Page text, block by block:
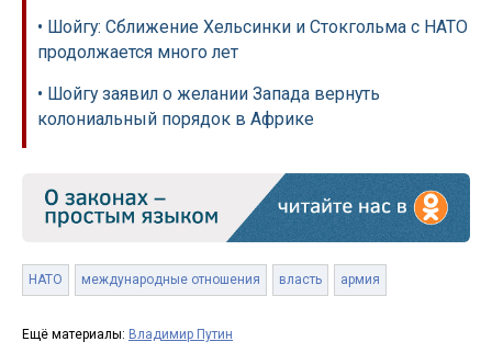
• Шойгу: Сближение Хельсинки и Стокгольма с НАТО
продолжается много лет
• Шойгу заявил о желании Запада вернуть
колониальный порядок в Африке
НАТО международные отношения власть армия
Ещё материалы: Владимир Путин